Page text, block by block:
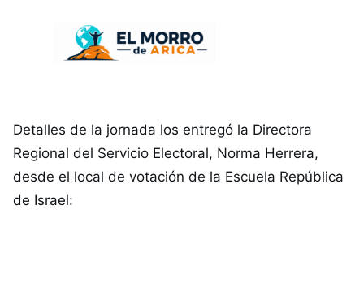
Detalles de la jornada los entregó la Directora
Regional del Servicio Electoral, Norma Herrera,
desde el local de votación de la Escuela República
de Israel: